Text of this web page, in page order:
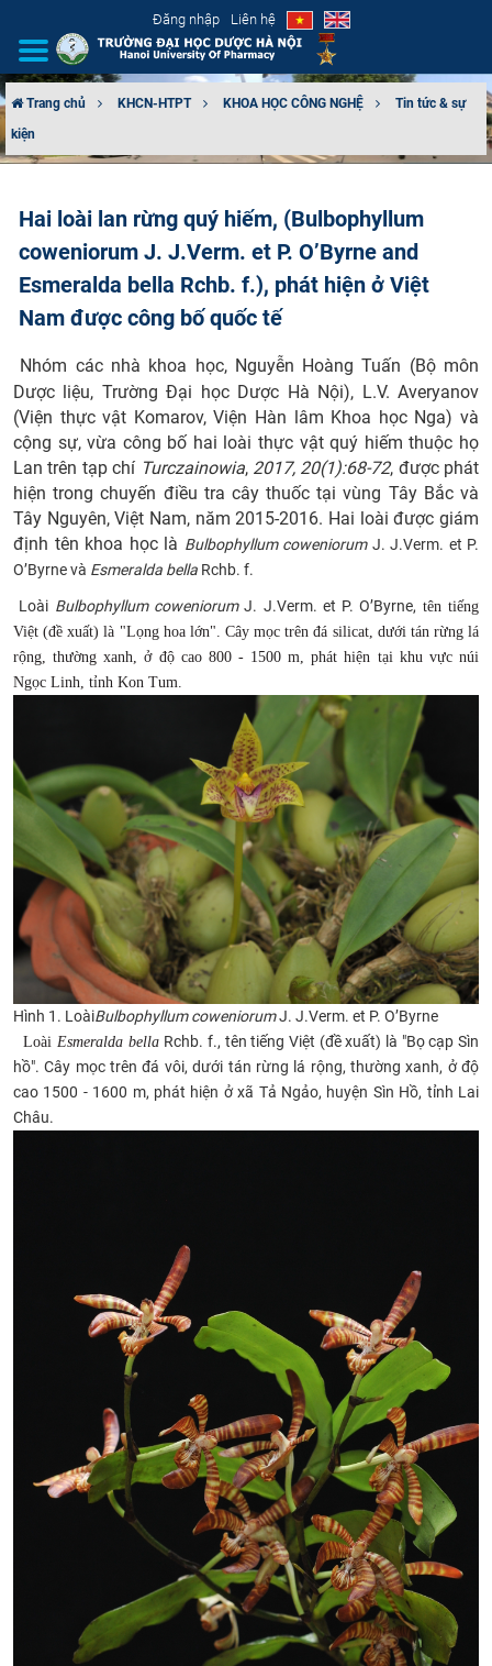
Đăng nhập Liên hệ
GIỚI THIỆU
TUYỂN SINH
ĐÀO TẠO
ĐẢM BẢO CHẤT LƯỢNG
KHOA HỌC CÔNG NGHỆ
HTQT
CỰU NGƯỜI HỌC
Trang chủ KHCN-HTPT KHOA HỌC CÔNG NGHỆ
Tin tức & sự
kiện
Hai loài lan rừng quý hiếm, (Bulbophyllum
coweniorum J. J.Verm. et P. O’Byrne and
Esmeralda bella Rchb. f.), phát hiện ở Việt
Nam được công bố quốc tế
Nhóm các nhà khoa học, Nguyễn Hoàng Tuấn (Bộ môn
Dược liệu, Trường Đại học Dược Hà Nội), L.V. Averyanov
(Viện thực vật Komarov, Viện Hàn lâm Khoa học Nga) và
cộng sự, vừa công bố hai loài thực vật quý hiếm thuộc họ
Lan trên tạp chí Turczainowia, 2017, 20(1):68-72, được phát
hiện trong chuyến điều tra cây thuốc tại vùng Tây Bắc và
Tây Nguyên, Việt Nam, năm 2015-2016. Hai loài được giám
định tên khoa học là Bulbophyllum coweniorum J. J.Verm. et P.
O’Byrne và Esmeralda bella Rchb. f.
Loài Bulbophyllum coweniorumJ. J.Verm. et P. O’Byrne, tên tiếng
Việt (đề xuất) là "Lọng hoa lớn" . Câymọc trên đá silicat, dưới tán rừng lá
rộng
thường xanh ở độ cao 800 - 1500 m , phát hiện tại khu vực núi
Ngọc Linh, tỉnh Kon Tum
Hình 1. LoàiBulbophyllum coweniorumJ. J.Verm. et P. O’Byrne
LoàiEsmeralda bella Rchb. f., tên tiếng Việt (đề xuất) là "Bọ cạp Sìn
hồ". Cây mọc trên đá vôi, dưới tán rừng lá rộng, thường xanh, ở độ
cao 1500 - 1600 m, phát hiện ở xã Tả Ngảo, huyện Sìn Hồ, tỉnh Lai
Châu.